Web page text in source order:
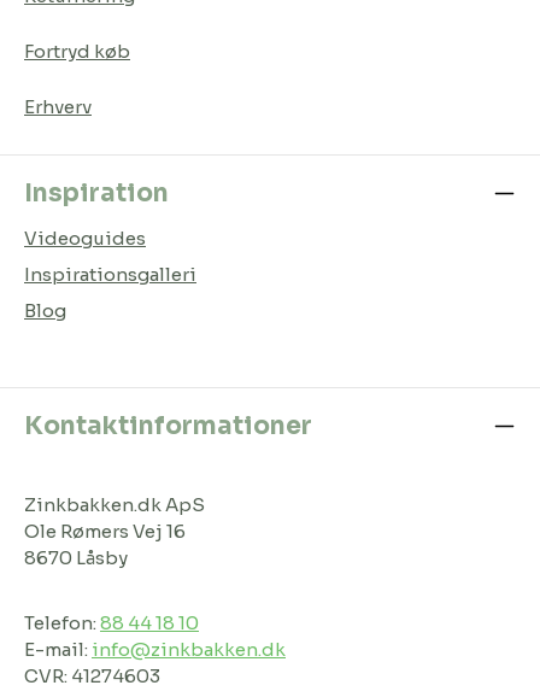
Fortryd køb
Erhverv
Inspiration
Videoguides
Inspirationsgalleri
Blog
Kontaktinformationer
Zinkbakken.dk ApS
Ole Rømers Vej 16
8670 Låsby
Telefon: 88 44 18 10
E-mail: info@zinkbakken.dk
CVR: 41274603